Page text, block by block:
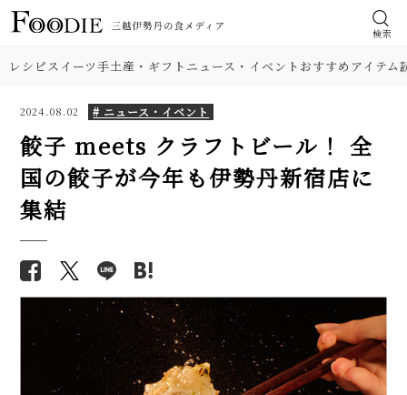
検索
レシピスイーツ手土産・ギフト ニュース・イベントおすすめアイテム
2024.08.02 # ニュース・イベント
餃子 meets クラフトビール！ 全
国の餃子が今年も伊勢丹新宿店に
集結